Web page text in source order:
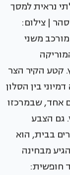
נראית למסך
| צילום:
משני
קטע הקיר הצר
בין הסלון
אחד, שבמרכזו
גם הצבע
בבית, הוא
מבחינה
חופשית: